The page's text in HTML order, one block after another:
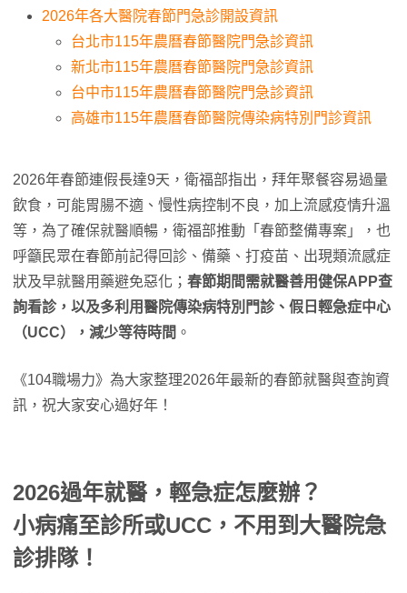
2026年各大醫院春節門急診開設資訊
台北市115年農曆春節醫院門急診資訊
新北市115年農曆春節醫院門急診資訊
台中市115年農曆春節醫院門急診資訊
高雄市115年農曆春節醫院傳染病特別門診資訊
2026年春節連假長達9天，衛福部指出，拜年聚餐容易過量
飲食，可能胃腸不適、慢性病控制不良，加上流感疫情升溫
等，為了確保就醫順暢，衛福部推動「春節整備專案」，也
呼籲民眾在春節前記得回診、備藥、打疫苗、出現類流感症
狀及早就醫用藥避免惡化； 春節期間需就醫善用健保APP查
詢看診，以及多利用醫院傳染病特別門診、假日輕急症中心
（UCC），減少等待時間 。
《104職場力》為大家整理2026年最新的春節就醫與查詢資
訊，祝大家安心過好年！
2026過年就醫，輕急症怎麼辦？
小病痛至診所或UCC，不用到大醫院急
診排隊！